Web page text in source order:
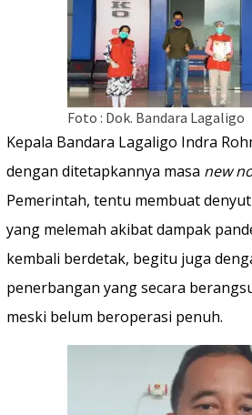
Foto : Dok. Bandara Lagaligo
Kepala Bandara Lagaligo Indra
dengan ditetapkannya masa new
Pemerintah, tentu membuat
yang melemah akibat dampak
kembali berdetak, begitu juga
penerbangan yang secara
meski belum beroperasi penuh.